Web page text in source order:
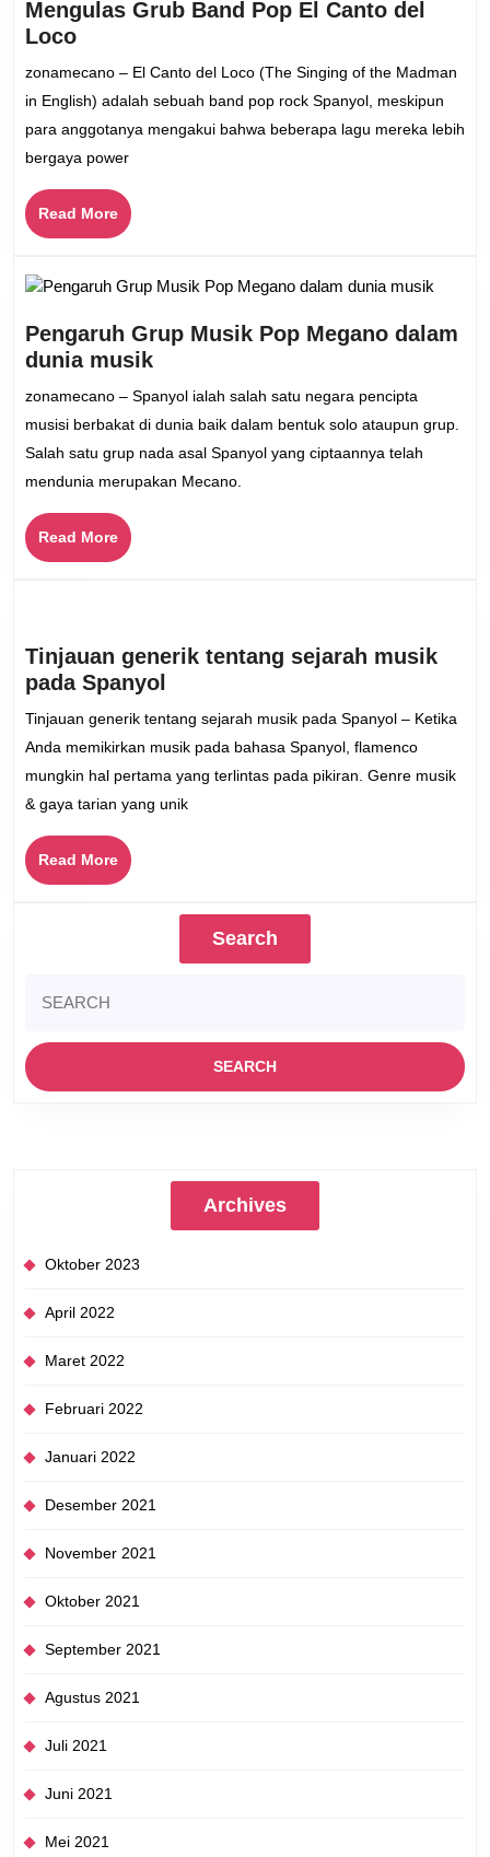
Mengulas Grub Band Pop El Canto del
LocoMengulas
Pop
El
Canto
del
Loco
zonamecano – El Canto del Loco (The Singing of the Madman
in English) adalah sebuah band pop rock Spanyol, meskipun
para anggotanya mengakui bahwa beberapa lagu mereka lebih
bergaya power
Read MoreRead
More
Pengaruh Grup Musik Pop Megano dalam
dunia musikPengaruh
Grup
Musik
Pop
Megano
dalam
zonamecano – Spanyol ialah salah satu negara pencipta
musisi berbakat di dunia baik dalam bentuk solo ataupun grup.
Salah satu grup nada asal Spanyol yang ciptaannya telah
mendunia merupakan Mecano.
Read MoreRead
More
Tinjauan generik tentang sejarah musik
pada Spanyol
generik
tentang
sejarah
musik
pada
Tinjauan generik tentang sejarah musik pada Spanyol – Ketika
Anda memikirkan musik pada bahasa Spanyol, flamenco
mungkin hal pertama yang terlintas pada pikiran. Genre musik
& gaya tarian yang unik
Read MoreRead
More
Search
for:
Archives
Oktober 2023
April 2022
Maret 2022
Februari 2022
Januari 2022
Desember 2021
November 2021
Oktober 2021
September 2021
Agustus 2021
Juli 2021
Juni 2021
Mei 2021